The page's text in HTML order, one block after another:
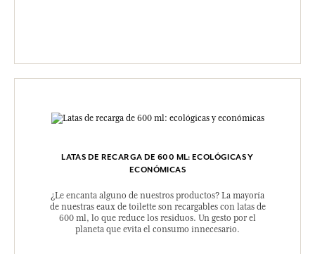
LATAS DE RECARGA DE 600 ML: ECOLÓGICAS Y
ECONÓMICAS
¿Le encanta alguno de nuestros productos? La mayoría
de nuestras eaux de toilette son recargables con latas de
600 ml, lo que reduce los residuos. Un gesto por el
planeta que evita el consumo innecesario.